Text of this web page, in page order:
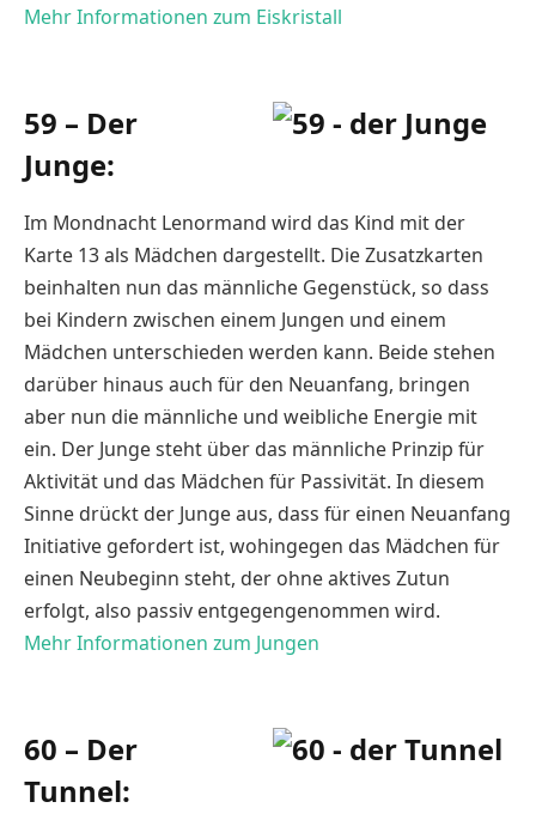
Mehr Informationen zum Eiskristall
59 – Der
Junge:
Im Mondnacht Lenormand wird das Kind mit der
Karte 13 als Mädchen dargestellt. Die Zusatzkarten
beinhalten nun das männliche Gegenstück, so dass
bei Kindern zwischen einem Jungen und einem
Mädchen unterschieden werden kann. Beide stehen
darüber hinaus auch für den Neuanfang, bringen
aber nun die männliche und weibliche Energie mit
ein. Der Junge steht über das männliche Prinzip für
Aktivität und das Mädchen für Passivität. In diesem
Sinne drückt der Junge aus, dass für einen Neuanfang
Initiative gefordert ist, wohingegen das Mädchen für
einen Neubeginn steht, der ohne aktives Zutun
erfolgt, also passiv entgegengenommen wird.
Mehr Informationen zum Jungen
60 – Der
Tunnel: